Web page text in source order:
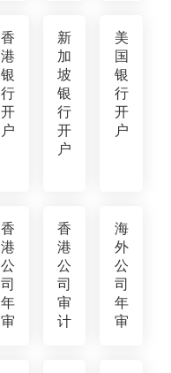
香
港
银
行
开
户
新
加
坡
银
行
开
户
美
国
银
行
开
户
香
港
公
司
年
审
香
港
公
司
审
计
海
外
公
司
年
审